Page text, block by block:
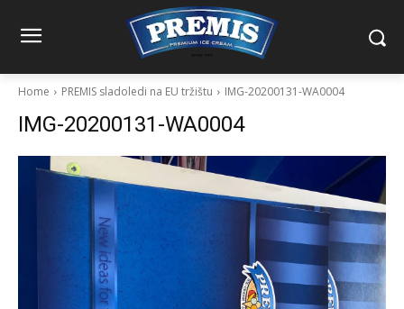
Home PREMIS sladoledi na EU tržištu IMG-20200131-WA0004
IMG-20200131-WA0004